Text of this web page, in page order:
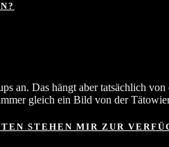
an. Das hängt aber tatsächlich
gleich ein Bild von der
STEHEN MIR ZUR